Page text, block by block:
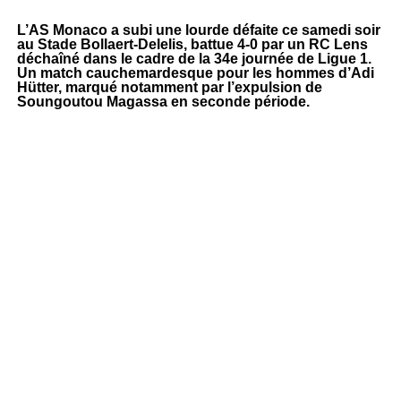
L’AS Monaco a subi une lourde défaite ce samedi soir
au Stade Bollaert-Delelis, battue 4-0 par un RC Lens
déchaîné dans le cadre de la 34e journée de Ligue 1.
Un match cauchemardesque pour les hommes d’Adi
Hütter, marqué notamment par l’expulsion de
Soungoutou Magassa en seconde période.